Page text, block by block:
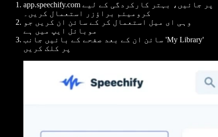
app.speechify.com پر جائیں، بہتر کارکردگی کے لیے
کرومیئم براؤزر استعمال کریں۔
وہی ای میل استعمال کر کے سائن ان کریں جو
موبائل ایپ میں ہے
سائن ان کے بعد صفحے کے بائیں جانب 'My Library'
پر کلک کریں